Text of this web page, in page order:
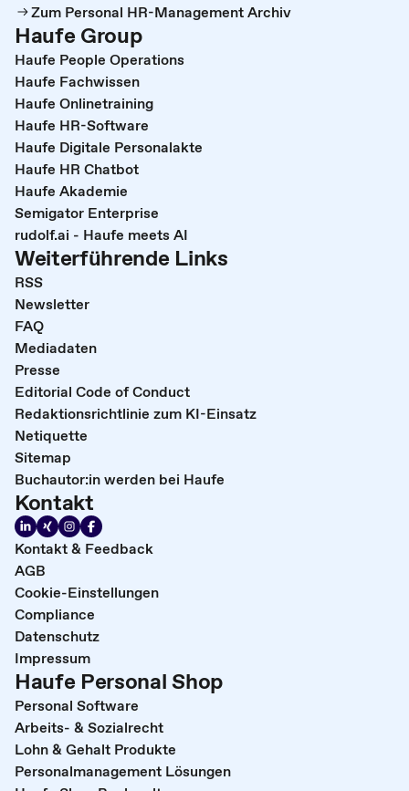
Zum Personal HR-Management Archiv
Haufe Group
Haufe People Operations
Haufe Fachwissen
Haufe Onlinetraining
Haufe HR-Software
Haufe Digitale Personalakte
Haufe HR Chatbot
Haufe Akademie
Semigator Enterprise
rudolf.ai - Haufe meets AI
Weiterführende Links
RSS
Newsletter
FAQ
Mediadaten
Presse
Editorial Code of Conduct
Redaktionsrichtlinie zum KI-Einsatz
Netiquette
Sitemap
Buchautor:in werden bei Haufe
Kontakt
Kontakt & Feedback
AGB
Cookie-Einstellungen
Compliance
Datenschutz
Impressum
Haufe Personal Shop
Personal Software
Arbeits- & Sozialrecht
Lohn & Gehalt Produkte
Personalmanagement Lösungen